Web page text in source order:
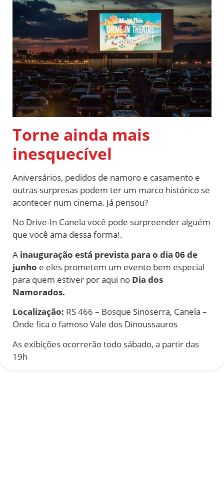
Torne ainda mais
inesquecível
Aniversários, pedidos de namoro e casamento e
outras surpresas podem ter um marco histórico se
acontecer num cinema. Já pensou?
No Drive-In Canela você pode surpreender alguém
que você ama dessa forma!.
A inauguração está prevista para o dia 06 de
junho e eles prometem um evento bem especial
para quem estiver por aqui no Dia dos
Namorados.
Localização: RS 466 – Bosque Sinoserra, Canela –
Onde fica o famoso Vale dos Dinoussauros
As exibições ocorrerão todo sábado, a partir das
19h